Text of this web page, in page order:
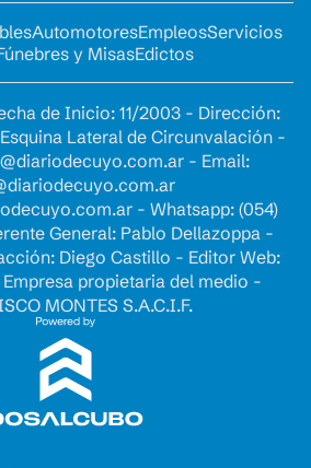
AutomotoresEmpleosServicios
y MisasEdictos
de Inicio: 11/2003 - Dirección:
Lateral de Circunvalación -
- Email:
- Whatsapp: (054)
General: Pablo Dellazoppa -
Diego Castillo - Editor Web:
propietaria del medio -
MONTES S.A.C.I.F.